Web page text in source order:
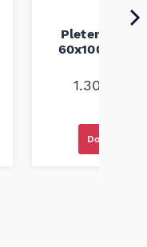
Pletenica
60x100
1.300,00
Dodaj u